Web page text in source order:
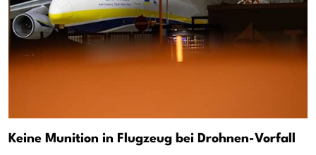
Keine Munition in Flugzeug bei Drohnen-Vorfall